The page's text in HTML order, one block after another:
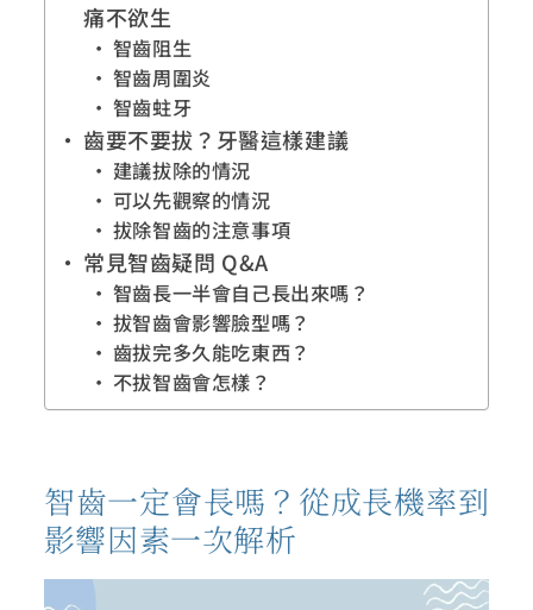
痛不欲生
智齒阻生
智齒周圍炎
智齒蛀牙
齒要不要拔？牙醫這樣建議
建議拔除的情況
可以先觀察的情況
拔除智齒的注意事項
常見智齒疑問 Q&A
智齒長一半會自己長出來嗎？
拔智齒會影響臉型嗎？
齒拔完多久能吃東西？
不拔智齒會怎樣？
智齒一定會長嗎？從成長機率到
影響因素一次解析